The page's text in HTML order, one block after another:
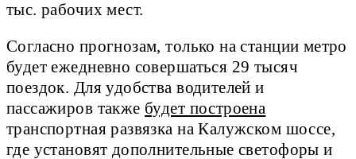
тыс. рабочих мест.
Согласно прогнозам, только на станции метро
будет ежедневно совершаться 29 тысяч
поездок. Для удобства водителей и
пассажиров также будет построена
транспортная развязка на Калужском шоссе,
где установят дополнительные светофоры и